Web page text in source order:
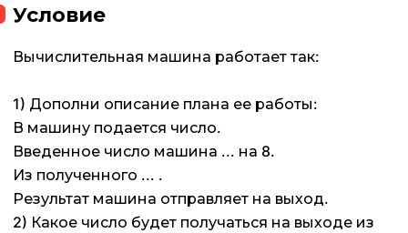
Условие
Вычислительная машина работает так:
1) Дополни описание плана ее работы:
В машину подается число.
Введенное число машина ... на 8.
Из полученного ... .
Результат машина отправляет на выход.
2) Какое число будет получаться на выходе из